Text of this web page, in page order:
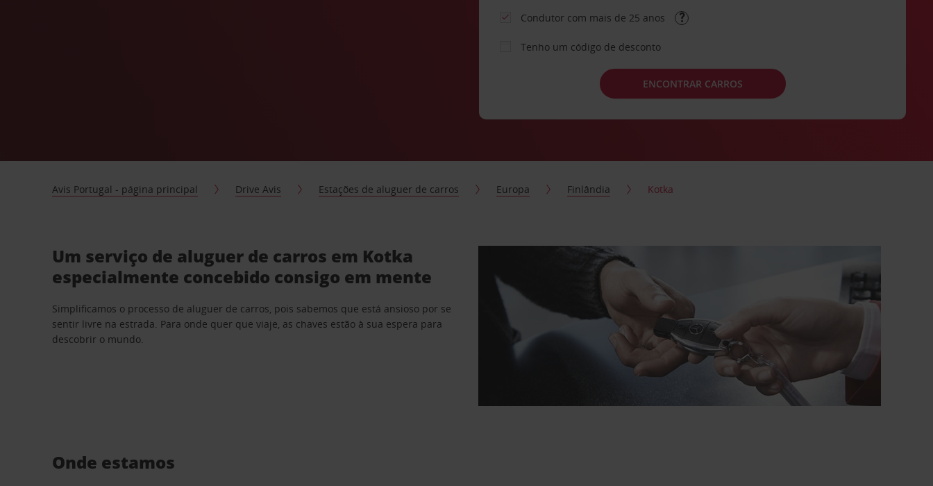
Condutor com mais de 25 anos
Tenho um código de desconto
ENCONTRAR CARROS
Avis Portugal - página principal Drive Avis Estações de aluguer de carros Europa Finlândia Kotka
Um serviço de aluguer de carros em Kotka
especialmente concebido consigo em mente
Simplificamos o processo de aluguer de carros, pois sabemos que está ansioso por se
sentir livre na estrada. Para onde quer que viaje, as chaves estão à sua espera para
descobrir o mundo.
Onde estamos